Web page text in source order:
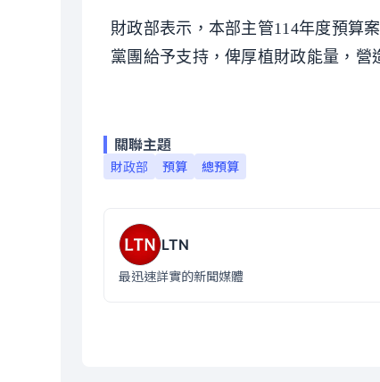
財政部表示，本部主管114年度預算
黨團給予支持，俾厚植財政能量，營
關聯主題
財政部 預算 總預算
LTN
最迅速詳實的新聞媒體